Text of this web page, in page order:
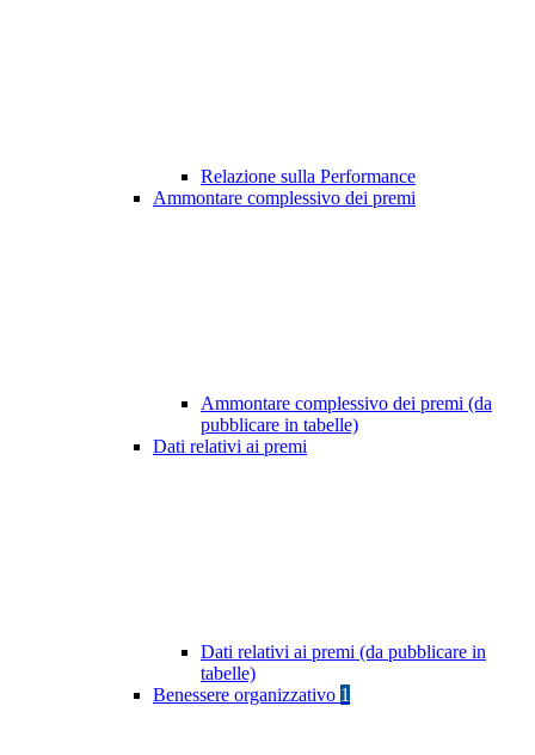
Relazione sulla Performance
Ammontare complessivo dei premi
Ammontare complessivo dei premi (da
pubblicare in tabelle)
Dati relativi ai premi
Dati relativi ai premi (da pubblicare in
tabelle)
Benessere organizzativo 1